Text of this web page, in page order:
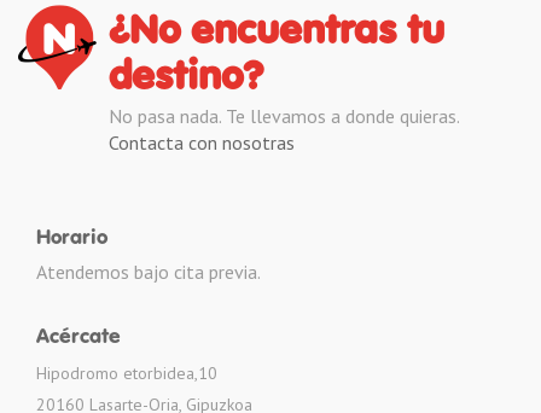
¿No encuentras tu
destino?
No pasa nada. Te llevamos a donde quieras.
Contacta con nosotras
Horario
Atendemos bajo cita previa.
Acércate
Hipodromo etorbidea,10
20160 Lasarte-Oria, Gipuzkoa